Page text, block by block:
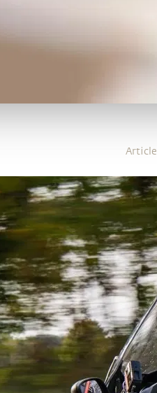
Article